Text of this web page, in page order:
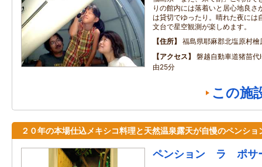
りの館内には落着いと居心地良さ
は貸切でゆったり。晴れた夜には
文台で星空観測が楽しめます。
住所
福島県耶麻郡北塩原村
アクセス
磐越自動車道猪苗
由25分
この施
２０年の本場仕込メキシコ料理と天然温泉露天が自慢のペンショ
ペンション ラ ポサ